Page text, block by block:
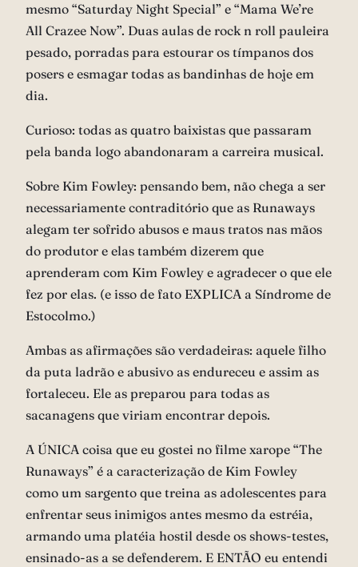
mesmo “Saturday Night Special” e “Mama We’re
All Crazee Now”. Duas aulas de rock n roll pauleira
pesado, porradas para estourar os tímpanos dos
posers e esmagar todas as bandinhas de hoje em
dia.
Curioso: todas as quatro baixistas que passaram
pela banda logo abandonaram a carreira musical.
Sobre Kim Fowley: pensando bem, não chega a ser
necessariamente contraditório que as Runaways
alegam ter sofrido abusos e maus tratos nas mãos
do produtor e elas também dizerem que
aprenderam com Kim Fowley e agradecer o que ele
fez por elas. (e isso de fato EXPLICA a Síndrome de
Estocolmo.)
Ambas as afirmações são verdadeiras: aquele filho
da puta ladrão e abusivo as endureceu e assim as
fortaleceu. Ele as preparou para todas as
sacanagens que viriam encontrar depois.
A ÚNICA coisa que eu gostei no filme xarope “The
Runaways” é a caracterização de Kim Fowley
como um sargento que treina as adolescentes para
enfrentar seus inimigos antes mesmo da estréia,
armando uma platéia hostil desde os shows-testes,
ensinado-as a se defenderem. E ENTÃO eu entendi